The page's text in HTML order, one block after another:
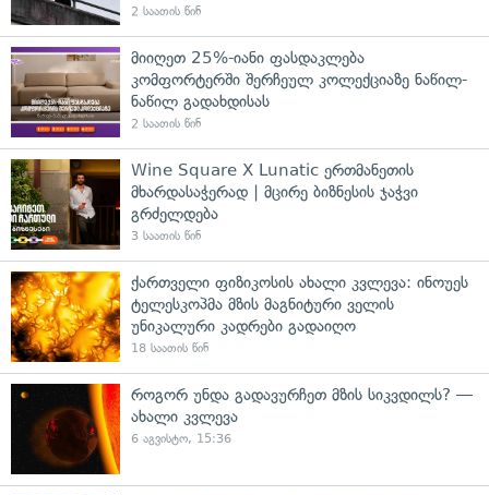
2 საათის წინ
მიიღეთ 25%-იანი ფასდაკლება
კომფორტერში შერჩეულ კოლექციაზე ნაწილ-
ნაწილ გადახდისას
2 საათის წინ
Wine Square X Lunatic ერთმანეთის
მხარდასაჭერად | მცირე ბიზნესის ჯაჭვი
გრძელდება
3 საათის წინ
ქართველი ფიზიკოსის ახალი კვლევა: ინოუეს
ტელესკოპმა მზის მაგნიტური ველის
უნიკალური კადრები გადაიღო
18 საათის წინ
როგორ უნდა გადავურჩეთ მზის სიკვდილს? —
ახალი კვლევა
6 აგვისტო, 15:36